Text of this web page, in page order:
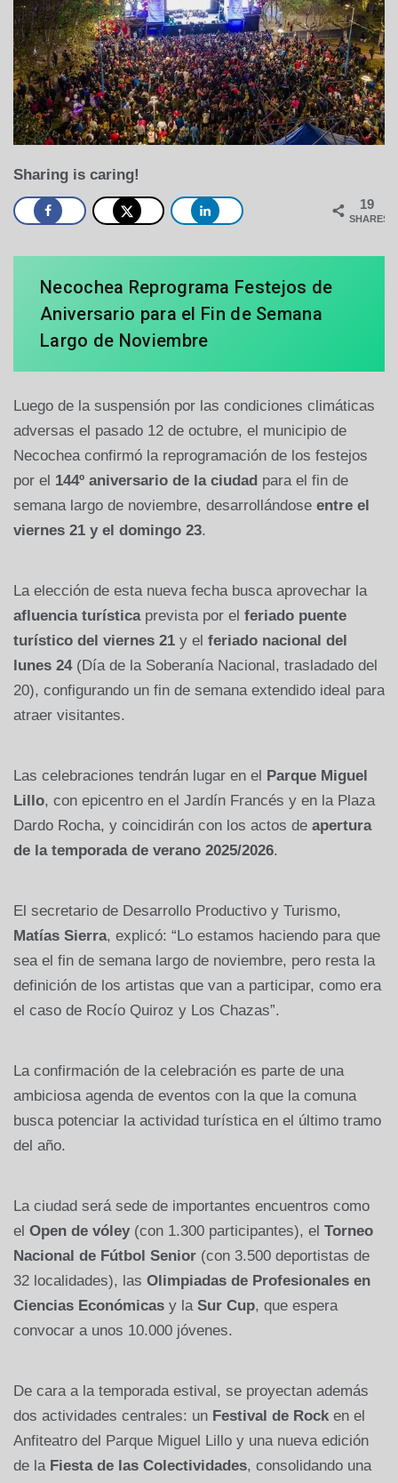
Sharing is caring!
19
SHARES
Necochea Reprograma Festejos de
Aniversario para el Fin de Semana
Largo de Noviembre
Luego de la suspensión por las condiciones climáticas
adversas el pasado 12 de octubre, el municipio de
Necochea confirmó la reprogramación de los festejos
por el 144º aniversario de la ciudad para el fin de
semana largo de noviembre, desarrollándose entre el
viernes 21 y el domingo 23.
La elección de esta nueva fecha busca aprovechar la
afluencia turísticaprevista por el feriado puente
turístico del viernes 21 y el feriado nacional del
lunes 24(Día de la Soberanía Nacional, trasladado del
20), configurando un fin de semana extendido ideal para
atraer visitantes.
Las celebraciones tendrán lugar en el Parque Miguel
Lillo, con epicentro en el Jardín Francés y en la Plaza
Dardo Rocha, y coincidirán con los actos de apertura
de la temporada de verano 2025/2026.
El secretario de Desarrollo Productivo y Turismo,
Matías Sierra, explicó: “Lo estamos haciendo para que
sea el fin de semana largo de noviembre, pero resta la
definición de los artistas que van a participar, como era
el caso de Rocío Quiroz y Los Chazas”.
La confirmación de la celebración es parte de una
ambiciosa agenda de eventos con la que la comuna
busca potenciar la actividad turística en el último tramo
del año.
La ciudad será sede de importantes encuentros como
el Open de vóley(con 1.300 participantes), el Torneo
Nacional de Fútbol Senior (con 3.500 deportistas de
32 localidades), las Olimpiadas de Profesionales en
Ciencias Económicas y la Sur Cup, que espera
convocar a unos 10.000 jóvenes.
De cara a la temporada estival, se proyectan además
dos actividades centrales: un Festival de Rock en el
Anfiteatro del Parque Miguel Lillo y una nueva edición
de la Fiesta de las Colectividades, consolidando una